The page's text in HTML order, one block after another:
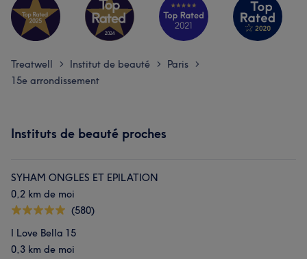
Treatwell > Institut de beauté > Paris >
15e arrondissement
Instituts de beauté proches
SYHAM ONGLES ET EPILATION
0,2 km de moi
(580)
I Love Bella 15
0,3 km de moi